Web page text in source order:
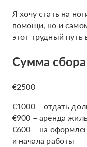
Я хочу стать на
помощи, но и
этот трудный
Сумма сбора
€2500
€1000 – отдать
€900 – аренда
€600 – на
и начала работы